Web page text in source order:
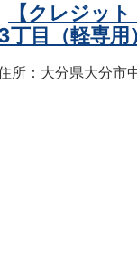
【クレジッ
丁目（軽専用
所：大分県大分市